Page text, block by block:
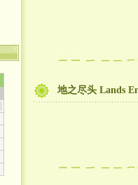
地之尽头 Lands